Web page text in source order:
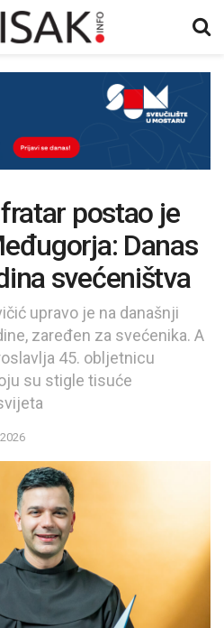
postao je
Danas
svećeništva
upravo je na današnji
zaređen za svećenika. A
45. obljetnicu
su stigle tisuće